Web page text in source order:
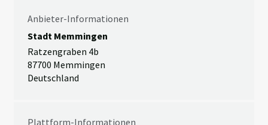
Anbieter-Informationen
Stadt Memmingen
Ratzengraben 4b
87700 Memmingen
Deutschland
Plattform-Informationen